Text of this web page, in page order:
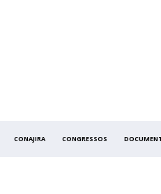
CONAJIRA CONGRESSOS